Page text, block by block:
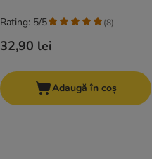
32,90 lei
Rating: 5/5 (8)
Adaugă în coș